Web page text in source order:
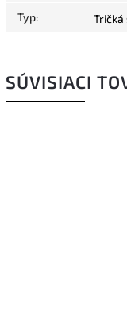
Typ: Tričká
SÚVISIACI